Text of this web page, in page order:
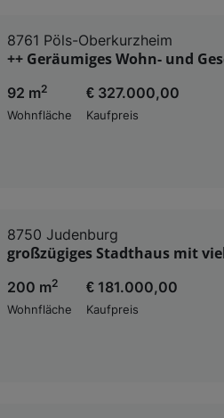
8761 Pöls-Oberkurzheim
++ Geräumiges Wohn- und
92 m2
Wohnfläche
€ 327.000,00
Kaufpreis
8750 Judenburg
großzügiges Stadthaus mit
200 m2
Wohnfläche
€ 181.000,00
Kaufpreis